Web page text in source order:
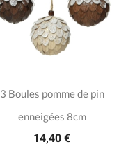
3 Boules pomme de pin
enneigées 8cm
14,40 €